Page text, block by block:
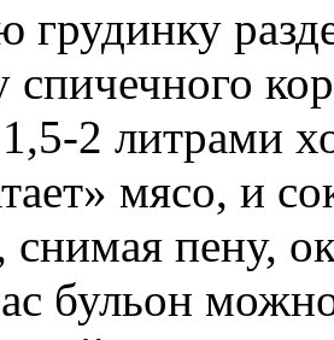
грудинку
спичечного
1,5-2 литрами
мясо, и
снимая пену,
бульон